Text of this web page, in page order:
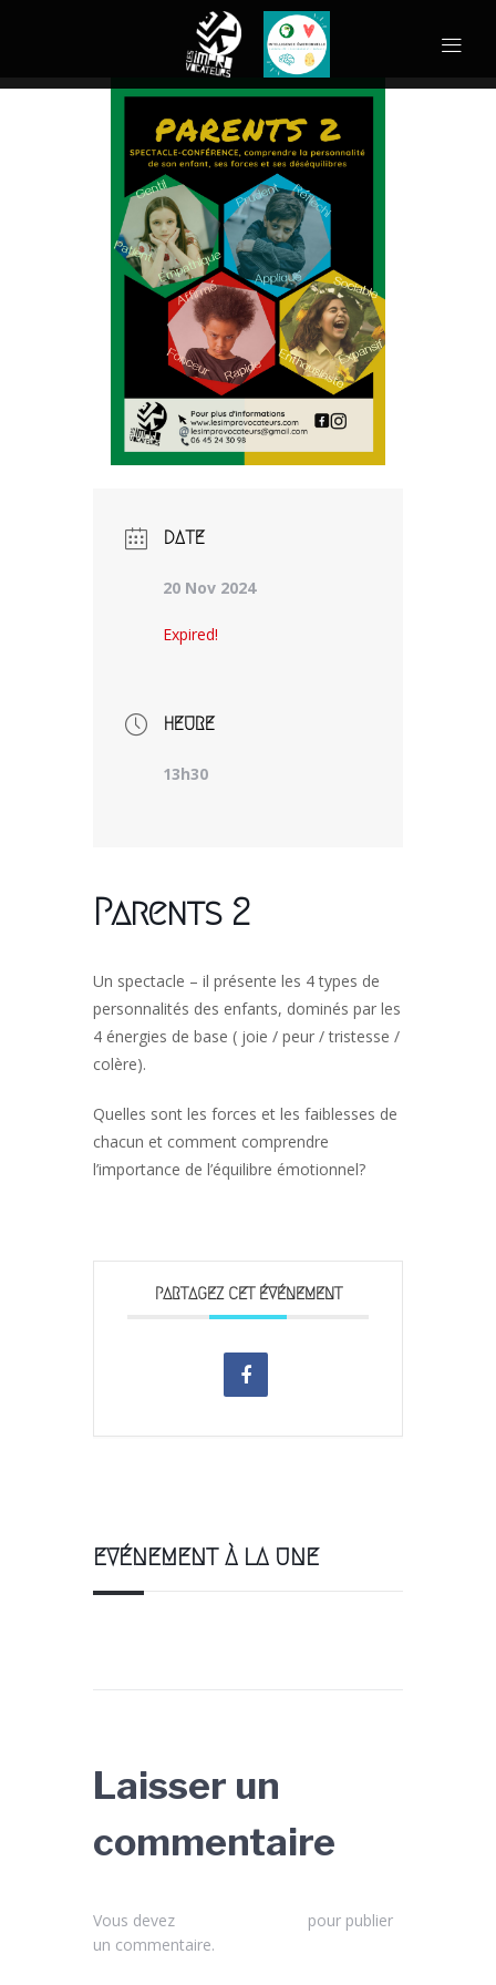
DATE
20 Nov 2024
Expired!
HEURE
13h30
Parents 2
Un spectacle – il présente les 4 types de
personnalités des enfants, dominés par les
4 énergies de base ( joie / peur / tristesse /
colère).
Quelles sont les forces et les faiblesses de
chacun et comment comprendre
l’importance de l’équilibre émotionnel?
PARTAGEZ CET ÉVÉNEMENT
EVÉNEMENT À LA UNE
Laisser un
commentaire
Vous devez
pour publier
un commentaire.